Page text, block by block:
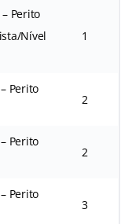
Perito
Nível
1
Perito
2
Perito
2
Perito
3